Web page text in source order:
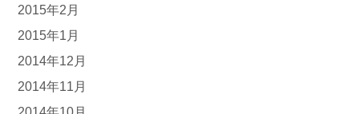
2015年2月
2015年1月
2014年12月
2014年11月